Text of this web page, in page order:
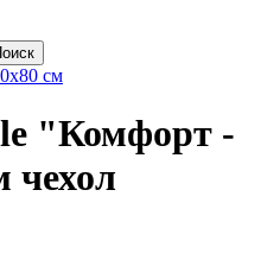
см
"Комфорт -
чехол